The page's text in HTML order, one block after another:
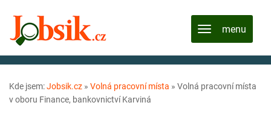
Kde jsem:Jobsik.cz » Volná pracovní místa » Volná pracovní místa
v oboru Finance, bankovnictví Karviná